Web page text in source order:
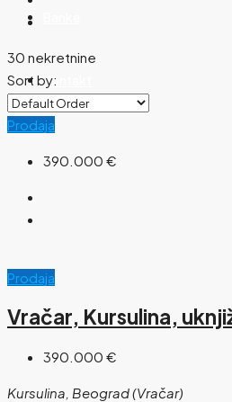
Kontakt
30 nekretnine
Sort by:
Prodaja
390.000 €
Prodaja
Vračar, Kursulina,
390.000 €
Kursulina, Beograd (Vračar)